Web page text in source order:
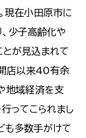
現在小田原市に
少子高齢化や
とが見込まれて
店以来40有余
地域経済を支
ってこられまし
も多数手がけて